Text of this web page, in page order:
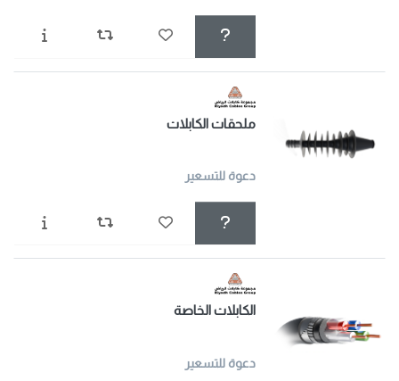
ملحقات الكابلات
دعوة للتسعير
الكابلات الخاصة
دعوة للتسعير